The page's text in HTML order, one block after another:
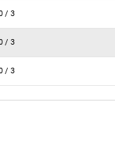
/ 3
/ 3
/ 3